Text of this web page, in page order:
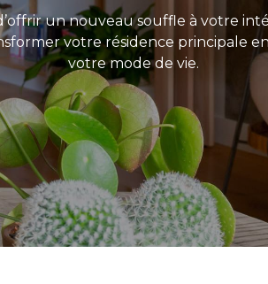
un nouveau souffle à votre
votre résidence principale
votre mode de vie.